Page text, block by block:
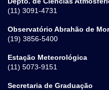
(11) 3091-4731
Observatório Abrahão de
(19) 3856-5400
Estação Meteorológica
(11) 5073-9151
Secretaria de Graduação